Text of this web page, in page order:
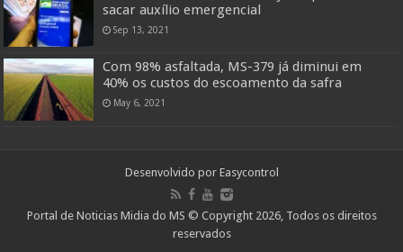
sacar auxílio emergencial
Sep 13, 2021
Com 98% asfaltada, MS-379 já diminui em
40% os custos do escoamento da safra
May 6, 2021
Desenvolvido por Easycontrol
Portal de Noticias Midia do MS © Copyright 2026, Todos os direitos
reservados